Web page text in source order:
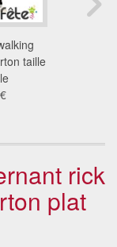
taille
rick
plat